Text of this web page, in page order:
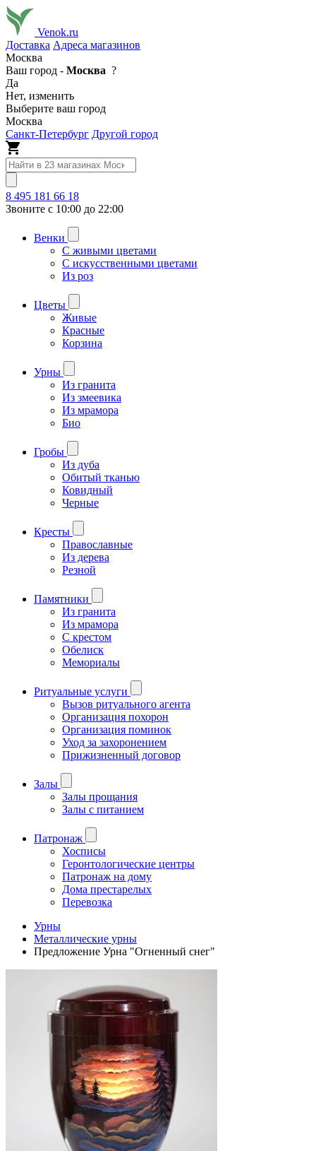
Venok.ru
Доставка Адреса магазинов
Москва
Ваш город - Москва ?
Да
Нет, изменить
Выберите ваш город
Москва
Санкт-Петербург Другой город
8 495 181 66 18
Звоните с 10:00 до 22:00
Венки
С живыми цветами
С искусственными цветами
Из роз
Цветы
Живые
Красные
Корзина
Урны
Из гранита
Из змеевика
Из мрамора
Био
Гробы
Из дуба
Обитый тканью
Ковидный
Черные
Кресты
Православные
Из дерева
Резной
Памятники
Из гранита
Из мрамора
С крестом
Обелиск
Мемориалы
Ритуальные услуги
Вызов ритуального агента
Организация похорон
Организация поминок
Уход за захоронением
Прижизненный договор
Залы
Залы прощания
Залы с питанием
Патронаж
Хосписы
Геронтологические центры
Патронаж на дому
Дома престарелых
Перевозка
Урны
Металлические урны
Предложение Урна "Огненный снег"